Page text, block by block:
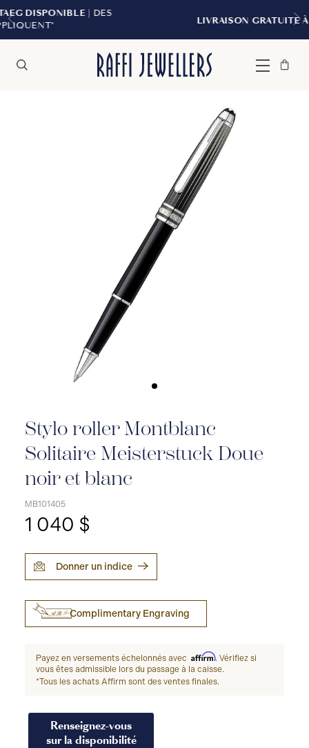
| DES
LIVRAISON GRATUITE À PARTIR DE 299
Menu
Sac
Fermer
Stylo roller Montblanc
Solitaire Meisterstuck Doue
noir et blanc
MB101405
1 040 $
Donner un indice
Complimentary Engraving
Payez en versements échelonnés avec Affirm. Vérifiez si
vous êtes admissible lors du passage à la caisse.
*Tous les achats Affirm sont des ventes finales.
Renseignez-vous
sur la disponibilité